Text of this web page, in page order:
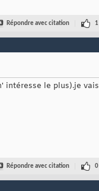
Répondre avec citation 1
intéresse le plus).je vais
Répondre avec citation 0